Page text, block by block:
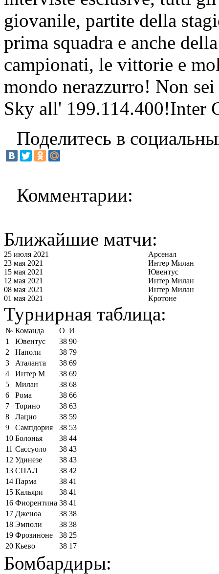
giovanile, partite della
prima squadra e anche
campionati, le vittorie e
mondo nerazzurro! Non
Sky all' 199.114.400!Inter
Поделитесь в
Комментарии:
Ближайшие матчи:
25 июля 2021
Арсенал
23 мая 2021
Интер Милан
15 мая 2021
Ювентус
12 мая 2021
Интер Милан
08 мая 2021
Интер Милан
01 мая 2021
Кротоне
Турнирная таблица:
№ Команда О И
1
Ювентус 38 90
2
Наполи 38 79
3
Аталанта 38 69
4
Интер М 38 69
5
Милан 38 68
6
Рома 38 66
7
Торино 38 63
8
Лацио 38 59
9
Сампдория 38 53
10 Болонья 38 44
11 Сассуоло 38 43
12 Удинезе 38 43
13 СПАЛ 38 42
14 Парма 38 41
15 Кальяри 38 41
16 Фиорентина 38 41
17 Дженоа 38 38
18 Эмполи 38 38
19 Фрозиноне 38 25
20 Кьево 38 17
Бомбардиры: